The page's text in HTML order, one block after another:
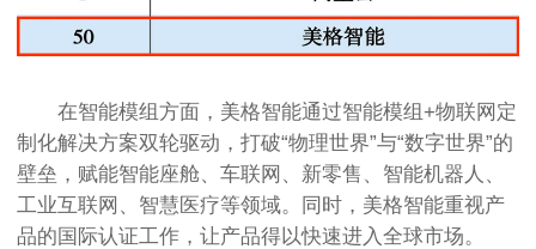
在智能模组方面，美格智能通过智能模组+物联网定
制化解决方案双轮驱动，打破“物理世界”与“数字世界”的
壁垒，赋能智能座舱、车联网、新零售、智能机器人、
工业互联网、智慧医疗等领域。同时，美格智能重视产
品的国际认证工作，让产品得以快速进入全球市场。